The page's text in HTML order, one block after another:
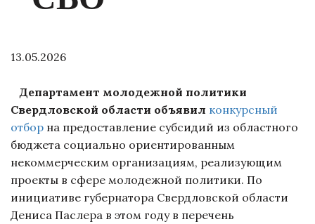
13.05.2026
Департамент молодежной политики
Свердловской области объявил конкурсный
отбор на предоставление субсидий из областного
бюджета социально ориентированным
некоммерческим организациям, реализующим
проекты в сфере молодежной политики. По
инициативе губернатора Свердловской области
Дениса Паслера в этом году в перечень